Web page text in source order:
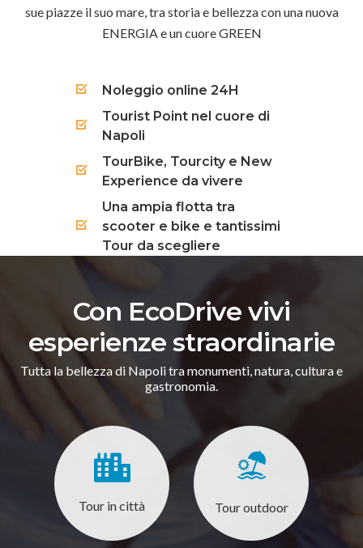
sue piazze il suo mare, tra storia e bellezza con una nuova
ENERGIA e un cuore GREEN
Noleggio online 24H
Tourist Point nel cuore di
Napoli
TourBike, Tourcity e New
Experience da vivere
Una ampia flotta tra
scooter e bike e tantissimi
Tour da scegliere
Con EcoDrive vivi
esperienze straordinarie
Tutta la bellezza di Napoli tra monumenti, natura, cultura e
gastronomia.
Tour in città Tour outdoor